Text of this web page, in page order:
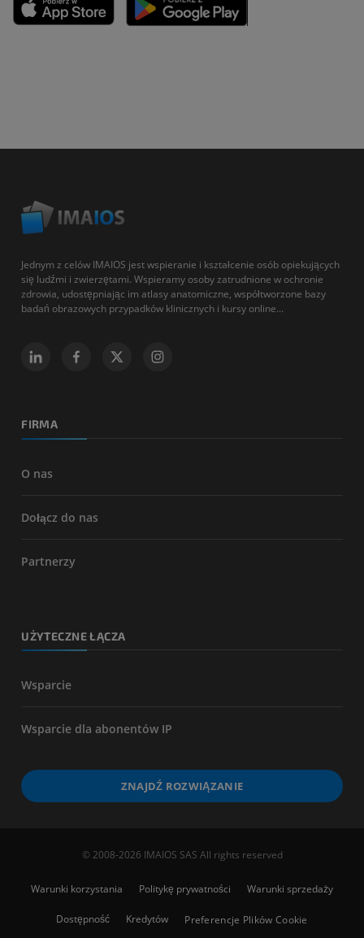
Jednym z celów IMAIOS jest wspieranie i kształcenie osób opiekujących
się ludźmi i zwierzętami. Wspieramy osoby zatrudnione w ochronie
zdrowia, udostępniając im atlasy anatomiczne, współtworzone bazy
badań obrazowych przypadków klinicznych i kursy online...
FIRMA
O nas
Dołącz do nas
Partnerzy
UŻYTECZNE ŁĄCZA
Wsparcie
Wsparcie dla abonentów IP
ZNAJDŹ ROZWIĄZANIE
© 2008-2026 IMAIOS SAS All rights reserved
Warunki korzystania Politykę prywatności Warunki sprzedaży
Dostępność Kredytów Preferencje Plików Cookie